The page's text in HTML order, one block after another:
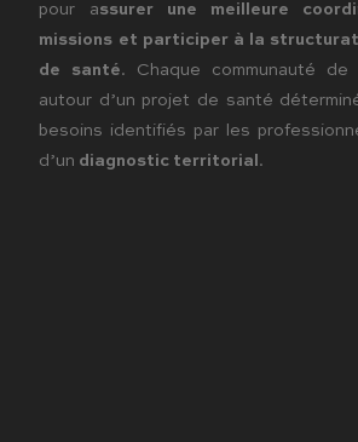
pour assurer une meilleure
missions et participer à la
de santé. Chaque communauté de
autour d’un projet de santé
besoins identifiés par les
d’un diagnostic territorial .